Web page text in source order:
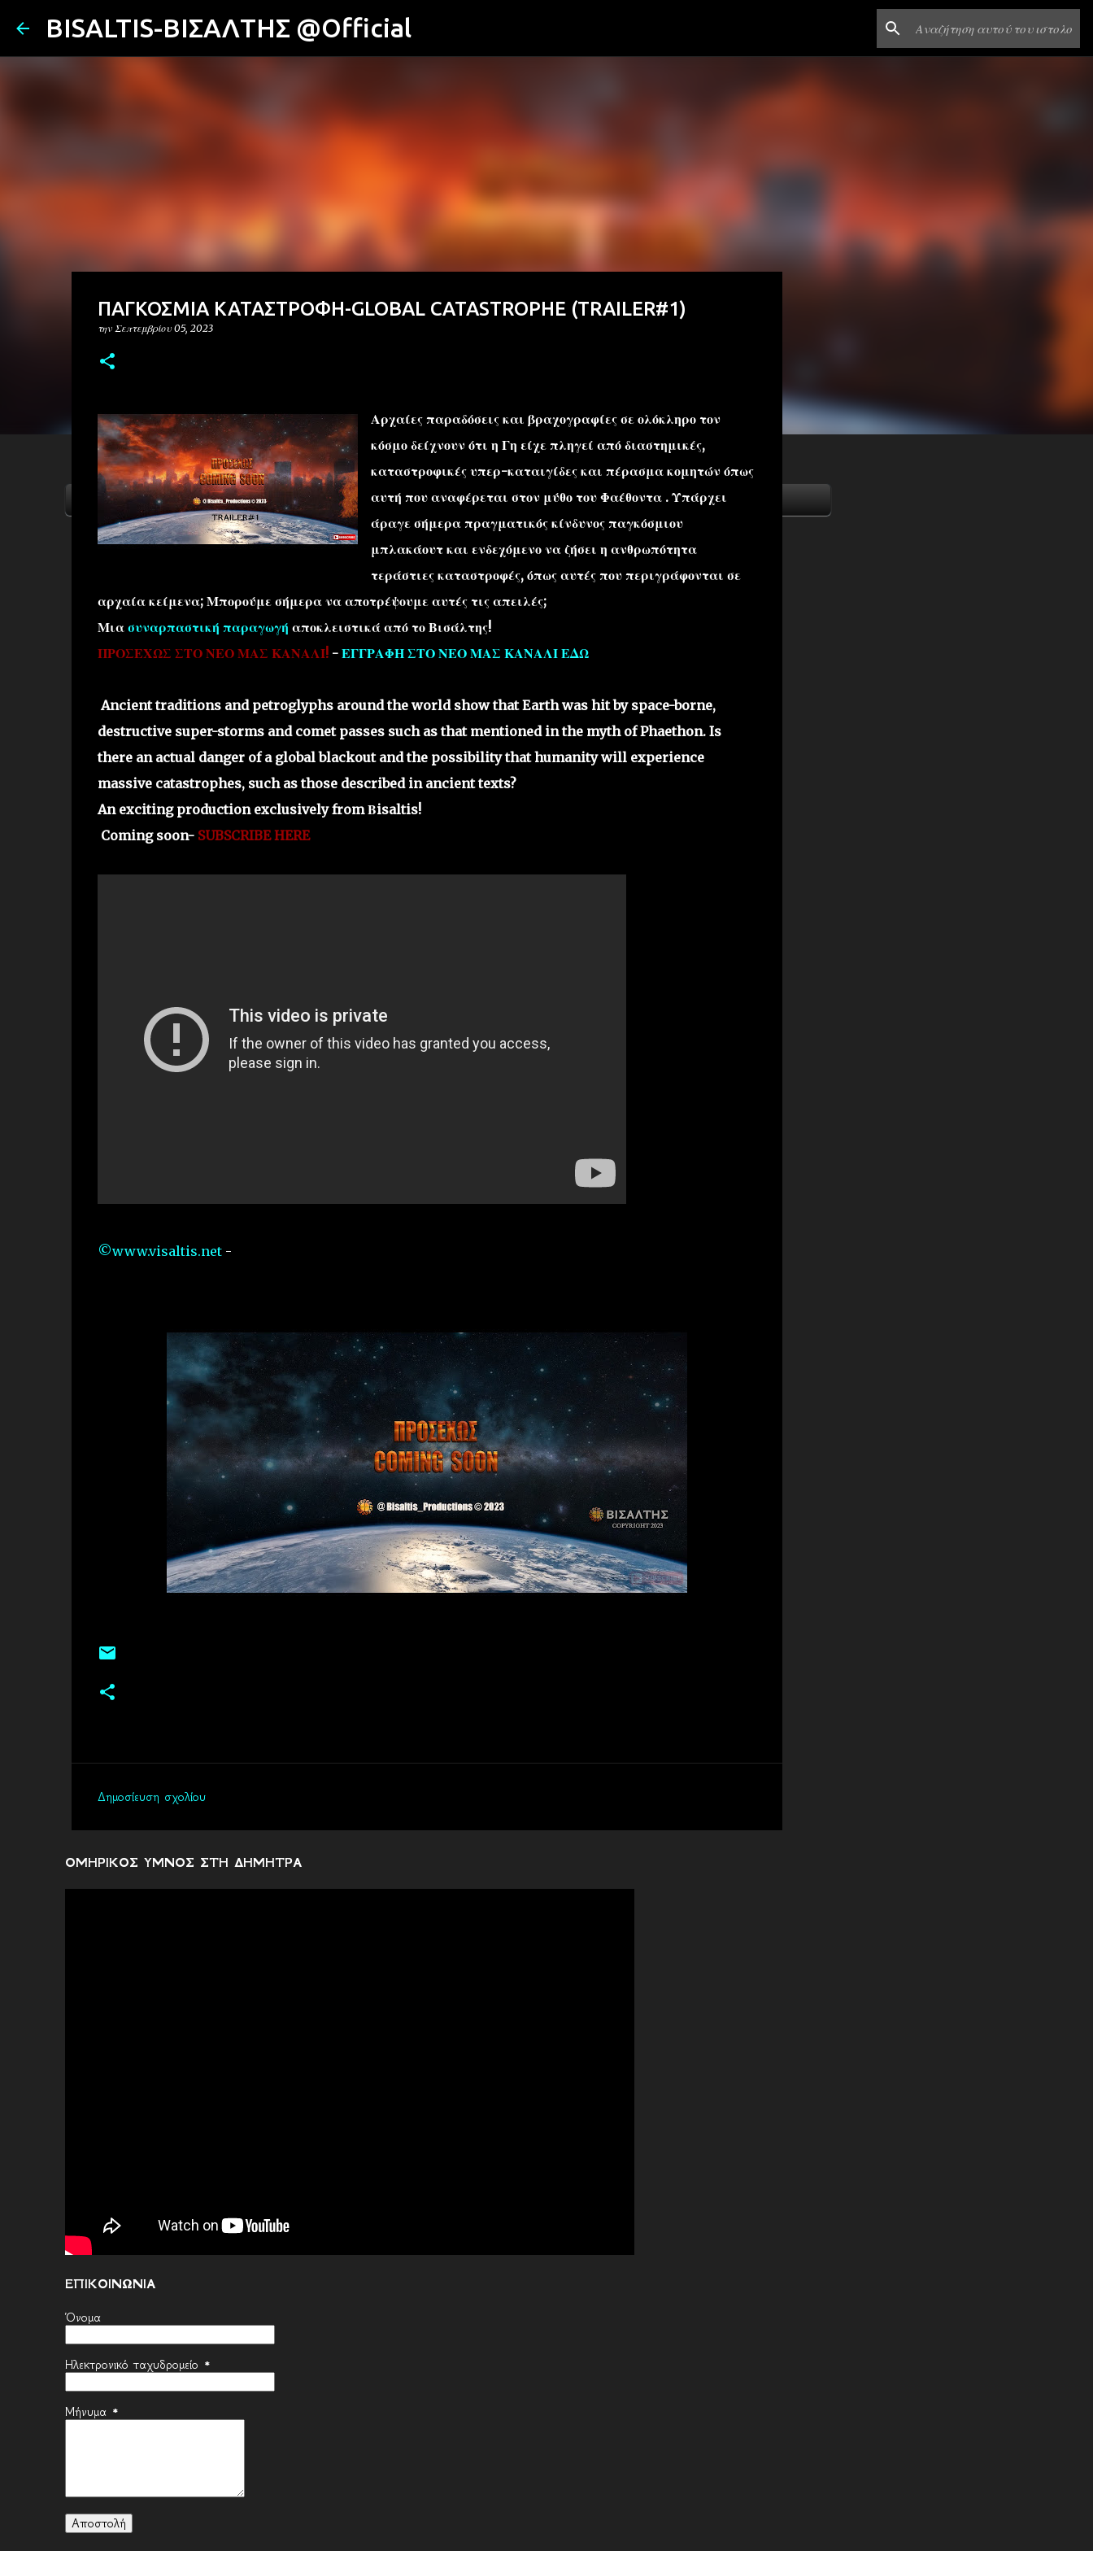
BISALTIS-ΒΙΣΑΛΤΗΣ @Official
ΑΡΧΙΚΗ YOUTUBE FACEBOOK ''ΜΑΓΕΜΕΝΕΣ'' /PROJECT ΣΧΕΤΙΚΑ/ABOUT
ΠΑΓΚΟΣΜΙΑ ΚΑΤΑΣΤΡΟΦΗ-GLOBAL CATASTROPHE (TRAILER#1)
την Σεπτεμβρίου 05, 2023
Αρχαίες παραδόσεις και βραχογραφίες σε ολόκληρο τον
κόσμο δείχνουν ότι η Γη είχε πληγεί από διαστημικές,
καταστροφικές υπερ-καταιγίδες και πέρασμα κομητών όπως
αυτή που αναφέρεται στον μύθο του Φαέθοντα . Υπάρχει
άραγε σήμερα πραγματικός κίνδυνος παγκόσμιου
μπλακάουτ και ενδεχόμενο να ζήσει η ανθρωπότητα
τεράστιες καταστροφές, όπως αυτές που περιγράφονται σε
αρχαία κείμενα; Μπορούμε σήμερα να αποτρέψουμε αυτές τις απειλές;
Μια συναρπαστική παραγωγή αποκλειστικά από το Βισάλτης!
ΠΡΟΣΕΧΩΣ ΣΤΟ ΝΕΟ ΜΑΣ ΚΑΝΑΛΙ!- ΕΓΓΡΑΦΗ ΣΤΟ ΝΕΟ ΜΑΣ ΚΑΝΑΛΙ ΕΔΩ
Ancient traditions and petroglyphs around the world show that Earth was hit by space-borne,
destructive super-storms and comet passes such as that mentioned in the myth of Phaethon. Is
there an actual danger of a global blackout and the possibility that humanity will experience
massive catastrophes, such as those described in ancient texts?
An exciting production exclusively from Βisaltis!
Coming soon- SUBSCRIBE HERE
©www.visaltis.net-
ό
Δημοσίευση σχολίου
ΟΜΗΡΙΚΟΣ ΥΜΝΟΣ ΣΤΗ ΔΗΜΗΤΡΑ
ΕΠΙΚΟΙΝΩΝΙΑ
Όνομα
Ηλεκτρονικό ταχυδρομείο *
Μήνυμα *